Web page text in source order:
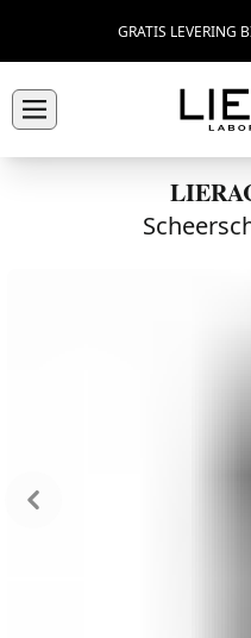
GRATIS LEVERING